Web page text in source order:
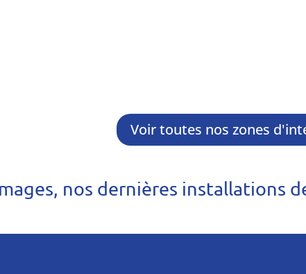
Voir toutes nos zones
nos dernières installations